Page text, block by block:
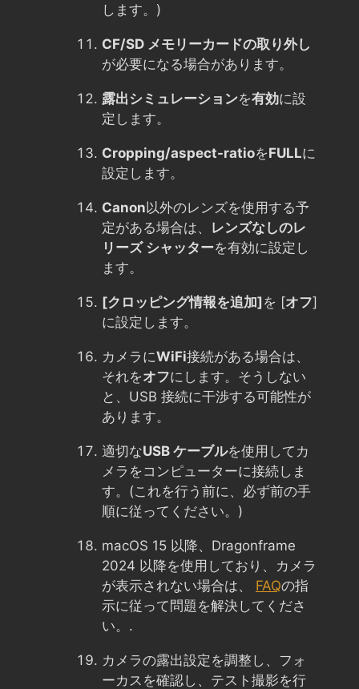
します。)
CF/SD メモリーカードの取り外し
が必要になる場合があります。
露出シミュレーションを有効に設
定します。
Cropping/aspect-ratioをFULLに
設定します。
Canon以外のレンズを使用する予
定がある場合は、 レンズなしのレ
リーズ シャッターを有効に設定し
ます。
[クロッピング情報を追加] を [オフ]
に設定します。
カメラにWiFi接続がある場合は、
それをオフにします。そうしない
と、USB 接続に干渉する可能性が
あります。
適切なUSB ケーブルを使用してカ
メラをコンピューターに接続しま
す。(これを行う前に、必ず前の手
順に従ってください。)
macOS 15 以降、Dragonframe
2024 以降を使用しており、カメラ
が表示されない場合は、 FAQの指
示に従って問題を解決してくださ
い。.
カメラの露出設定を調整し、フォ
ーカスを確認し、テスト撮影を行